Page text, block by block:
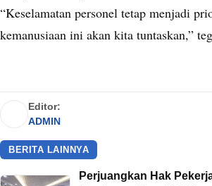
“Keselamatan personel tetap menjadi
kemanusiaan ini akan kita tuntaskan,”
Editor:
ADMIN
BERITA LAINNYA
Perjuangkan Hak